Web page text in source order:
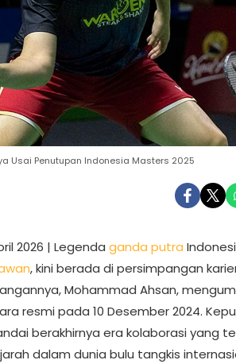
Usai Penutupan Indonesia Masters 2025
2026 | Legenda ganda putra
, kini berada di persimpangan
Mohammad Ahsan,
resmi pada 10 Desember 2024.
berakhirnya era kolaborasi yang
dalam dunia bulu tangkis